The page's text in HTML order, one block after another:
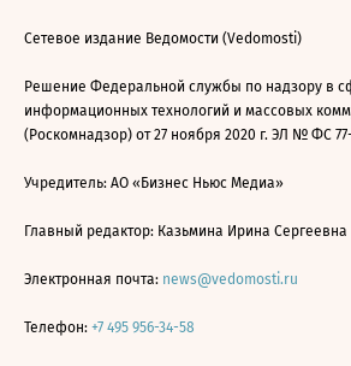
Сетевое издание Ведомости (Vedomosti)
Решение Федеральной службы по надзору в
информационных технологий и массовых
(Роскомнадзор) от 27 ноября 2020 г. ЭЛ № ФС 77-
Учредитель: АО «Бизнес Ньюс Медиа»
Главный редактор: Казьмина Ирина Сергеевна
Электронная почта: news@vedomosti.ru
Телефон: +7 495 956-34-58